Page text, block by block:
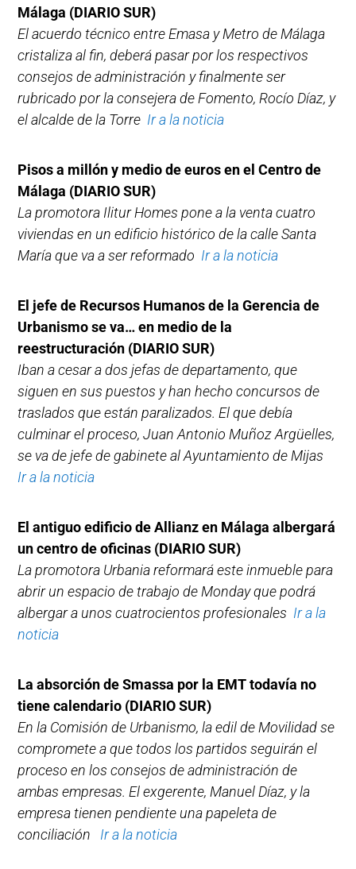
Málaga (DIARIO SUR)
El acuerdo técnico entre Emasa y Metro de Málaga
cristaliza al fin, deberá pasar por los respectivos
consejos de administración y finalmente ser
rubricado por la consejera de Fomento, Rocío Díaz, y
el alcalde de la Torre Ir a la noticia
Pisos a millón y medio de euros en el Centro de
Málaga (DIARIO SUR)
La promotora Ilitur Homes pone a la venta cuatro
viviendas en un edificio histórico de la calle Santa
María que va a ser reformado Ir a la noticia
El jefe de Recursos Humanos de la Gerencia de
Urbanismo se va… en medio de la
reestructuración (DIARIO SUR)
Iban a cesar a dos jefas de departamento, que
siguen en sus puestos y han hecho concursos de
traslados que están paralizados. El que debía
culminar el proceso, Juan Antonio Muñoz Argüelles,
se va de jefe de gabinete al Ayuntamiento de Mijas
Ir a la noticia
El antiguo edificio de Allianz en Málaga albergará
un centro de oficinas (DIARIO SUR)
La promotora Urbania reformará este inmueble para
abrir un espacio de trabajo de Monday que podrá
albergar a unos cuatrocientos profesionales Ir a la
noticia
La absorción de Smassa por la EMT todavía no
tiene calendario (DIARIO SUR)
En la Comisión de Urbanismo, la edil de Movilidad se
compromete a que todos los partidos seguirán el
proceso en los consejos de administración de
ambas empresas. El exgerente, Manuel Díaz, y la
empresa tienen pendiente una papeleta de
conciliación
Ir a la noticia